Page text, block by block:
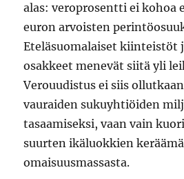
alas: veroprosentti ei kohoa
euron arvoisten
Eteläsuomalaiset kiinteistöt
osakkeet menevät siitä yli
Verouudistus ei siis
vauraiden sukuyhtiöiden
tasaamiseksi, vaan vain
suurten ikäluokkien
omaisuusmassasta.